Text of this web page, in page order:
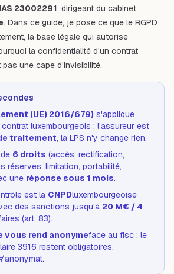
23002291, dirigeant du cabinet
. Dans ce guide, je pose ce que le RGPD
la base légale qui autorise
la confidentialité d'un contrat
une cape d'invisibilité.
(UE) 2016/679) s'applique
contrat luxembourgeois : l'assureur est
traitement, la LPS n'y change rien.
6 droits (accès, rectification,
réserves, limitation, portabilité,
une réponse sous 1 mois.
est la CNPDluxembourgeoise
des sanctions jusqu'à 20 M€ / 4
(art. 83).
vous rend anonymeface au fisc : le
3916 restent obligatoires.
anonymat.